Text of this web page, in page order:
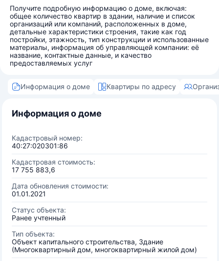
Получите подробную информацию о доме, включая:
общее количество квартир в здании, наличие и список
организаций или компаний, расположенных в доме,
детальные характеристики строения, такие как год
постройки, этажность, тип конструкции и использованные
материалы, информация об управляющей компании: её
название, контактные данные, и качество
предоставляемых услуг
Информация о доме Квартиры по адресу
Информация о доме
Кадастровый номер:
40:27:020301:86
Кадастровая стоимость:
17 755 883,6
Дата обновления стоимости:
01.01.2021
Статус объекта:
Ранее учтенный
Тип объекта:
Объект капитального строительства, Здание
(Многоквартирный дом, многоквартирный жилой дом)